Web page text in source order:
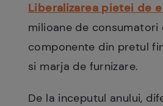
Liberalizarea pietei de
milioane de consumatori
componente din pretul
si marja de furnizare.
De la inceputul anului,